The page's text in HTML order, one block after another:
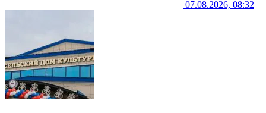
07.08.2026, 08:32